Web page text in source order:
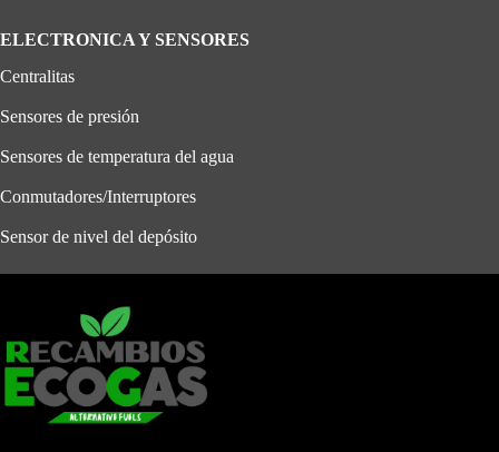
ELECTRONICA Y SENSORES
Centralitas
Sensores de presión
Sensores de temperatura del agua
Conmutadores/Interruptores
Sensor de nivel del depósito